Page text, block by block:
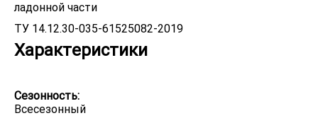
ладонной части
ТУ 14.12.30-035-61525082-2019
Характеристики
Сезонность:
Всесезонный